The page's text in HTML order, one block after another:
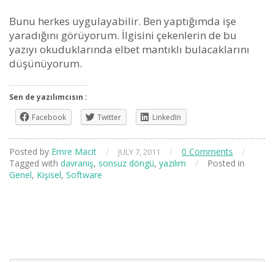
Bunu herkes uygulayabilir. Ben yaptığımda işe
yaradığını görüyorum. İlgisini çekenlerin de bu
yazıyı okuduklarında elbet mantıklı bulacaklarını
düşünüyorum.
Sen de yazılımcısın :
Facebook
Twitter LinkedIn
Posted by Emre Macit / JULY 7, 2011 / 0 Comments
/
Tagged with davranış, sonsuz döngü, yazılım /
Posted in
Genel, Kişisel, Software